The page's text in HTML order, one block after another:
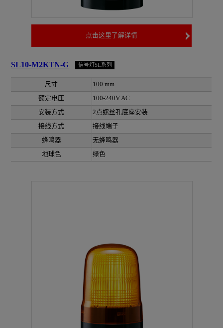
点击这里了解详情
SL10-M2KTN-G 信号灯SL系列
尺寸
100 mm
额定电压
100-240V AC
安装方式
2点螺丝孔底座安装
接线方式
接线端子
蜂鸣器
无蜂鸣器
地球色
绿色